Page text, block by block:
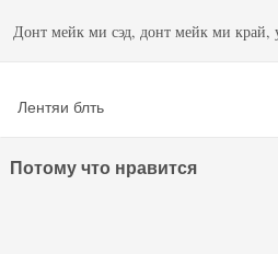
Донт мейк ми сэд, донт мейк ми край,
Лентяи блть
Потому что нравится